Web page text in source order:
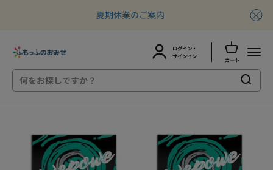
夏期休業のご案内
ふもっふのおみせ
アカウントページに移動する
ログイン・
サインイン
カートを開
カート
メニ